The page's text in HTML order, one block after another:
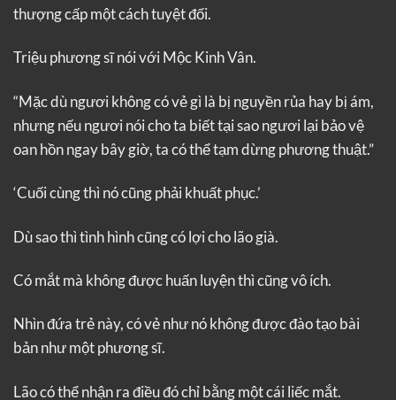
thượng cấp một cách tuyệt đối.
Triệu phương sĩ nói với Mộc Kinh Vân.
“Mặc dù ngươi không có vẻ gì là bị nguyền rủa hay bị ám,
nhưng nếu ngươi nói cho ta biết tại sao ngươi lại bảo vệ
oan hồn ngay bây giờ, ta có thể tạm dừng phương thuật.”
‘Cuối cùng thì nó cũng phải khuất phục.’
Dù sao thì tình hình cũng có lợi cho lão già.
Có mắt mà không được huấn luyện thì cũng vô ích.
Nhìn đứa trẻ này, có vẻ như nó không được đào tạo bài
bản như một phương sĩ.
Lão có thể nhận ra điều đó chỉ bằng một cái liếc mắt.